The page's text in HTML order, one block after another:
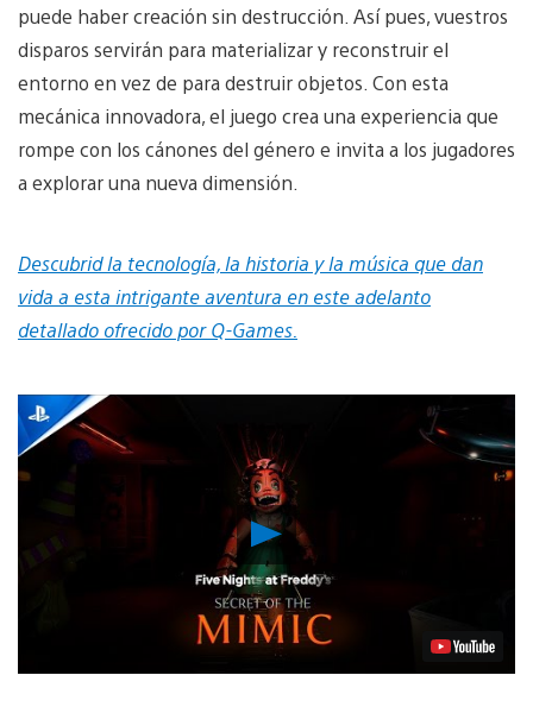
puede haber creación sin destrucción. Así pues, vuestros
disparos servirán para materializar y reconstruir el
entorno en vez de para destruir objetos. Con esta
mecánica innovadora, el juego crea una experiencia que
rompe con los cánones del género e invita a los jugadores
a explorar una nueva dimensión.
Descubrid la tecnología, la historia y la música que dan
vida a esta intrigante aventura en este adelanto
detallado ofrecido por Q-Games.
Reproducir
vídeo